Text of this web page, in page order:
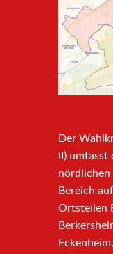
Der
II)
nördlichen
Bereich
Ortsteilen